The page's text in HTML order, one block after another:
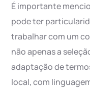
É importante
pode ter
trabalhar com um
não apenas a
adaptação de
local, com